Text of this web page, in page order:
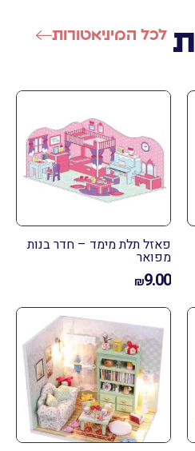
לכל המיניאטורות
פאזל תלת מימד – חדר בנות
מפואר
₪